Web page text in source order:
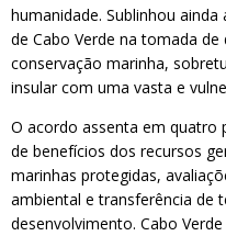
humanidade. Sublinhou
de Cabo Verde na tomada
conservação marinha,
insular com uma vasta e
O acordo assenta em quatro
de benefícios dos recursos
marinhas protegidas,
ambiental e transferência de
desenvolvimento. Cabo